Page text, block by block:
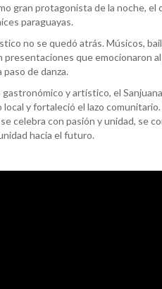
gran protagonista de la noche,
paraguayas.
no se quedó atrás. Músicos,
presentaciones que emocionaron
paso de danza.
y artístico, el
local y fortaleció el lazo
celebra con pasión y unidad, se
hacia el futuro.